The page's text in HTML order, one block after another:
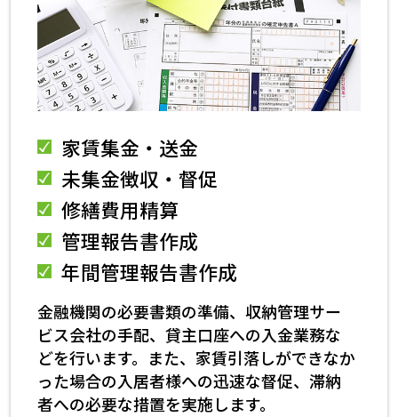
家賃集金・送金
未集金徴収・督促
修繕費用精算
管理報告書作成
年間管理報告書作成
金融機関の必要書類の準備、収納管理サー
ビス会社の手配、貸主口座への入金業務な
どを行います。また、家賃引落しができなか
った場合の入居者様への迅速な督促、滞納
者への必要な措置を実施します。